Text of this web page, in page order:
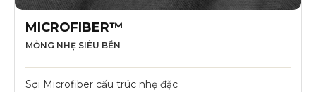
MICROFIBER™
MỎNG NHẸ SIÊU BỀN
Sợi Microfiber cấu trúc nhẹ đặc